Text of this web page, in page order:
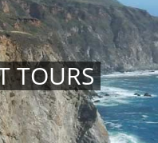
TOURS